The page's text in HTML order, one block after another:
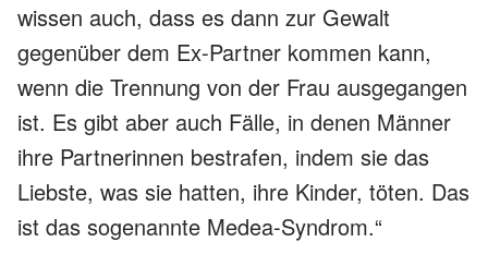
wissen auch, dass es dann zur Gewalt
gegenüber dem Ex-Partner kommen kann,
wenn die Trennung von der Frau ausgegangen
ist. Es gibt aber auch Fälle, in denen Männer
ihre Partnerinnen bestrafen, indem sie das
Liebste, was sie hatten, ihre Kinder, töten. Das
ist das sogenannte Medea-Syndrom.“